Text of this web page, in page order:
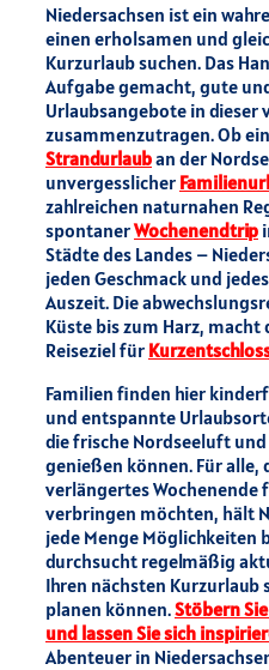
Niedersachsen ist ein
einen erholsamen und
Kurzurlaub suchen. Das
Aufgabe gemacht, gute
Urlaubsangebote in dieser
zusammenzutragen. Ob
Strandurlauban der
unvergesslicher
zahlreichen naturnahen
spontanerWochenendtrip
Städte des Landes –
jeden Geschmack und
Auszeit. Die
Küste bis zum Harz, macht
Reiseziel für
Familien finden hier
und entspannte
die frische Nordseeluft
genießen können. Für alle,
verlängertes Wochenende
verbringen möchten, hält
jede Menge Möglichkeiten
durchsucht regelmäßig
Ihren nächsten
planen können.Stöbern
und lassen Sie sich
Abenteuer in